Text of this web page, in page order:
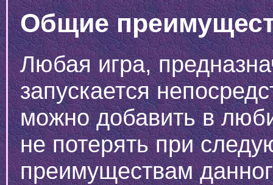
Общие
Любая игра,
запускается
можно добавить в
не потерять при
преимуществам